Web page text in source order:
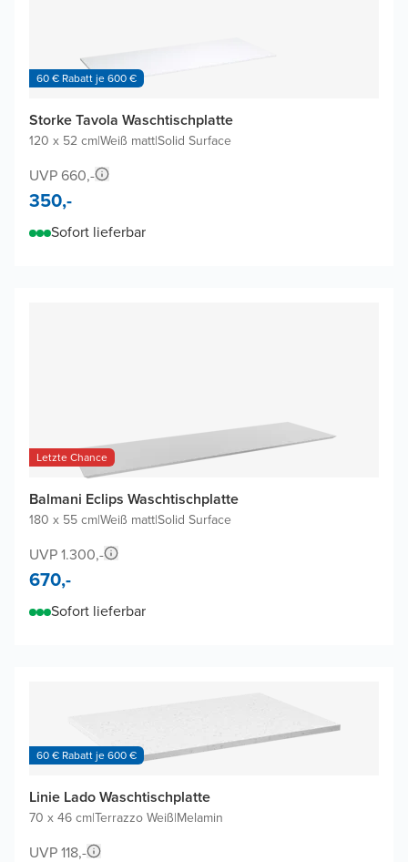
60 € Rabatt je 600 €
Storke Tavola Waschtischplatte
120 x 52 cm|Weiß matt|Solid Surface
UVP 660,-
350,-
Sofort lieferbar
Letzte Chance
Balmani Eclips Waschtischplatte
180 x 55 cm|Weiß matt|Solid Surface
UVP 1.300,-
670,-
Sofort lieferbar
60 € Rabatt je 600 €
Linie Lado Waschtischplatte
70 x 46 cm|Terrazzo Weiß|Melamin
UVP 118,-